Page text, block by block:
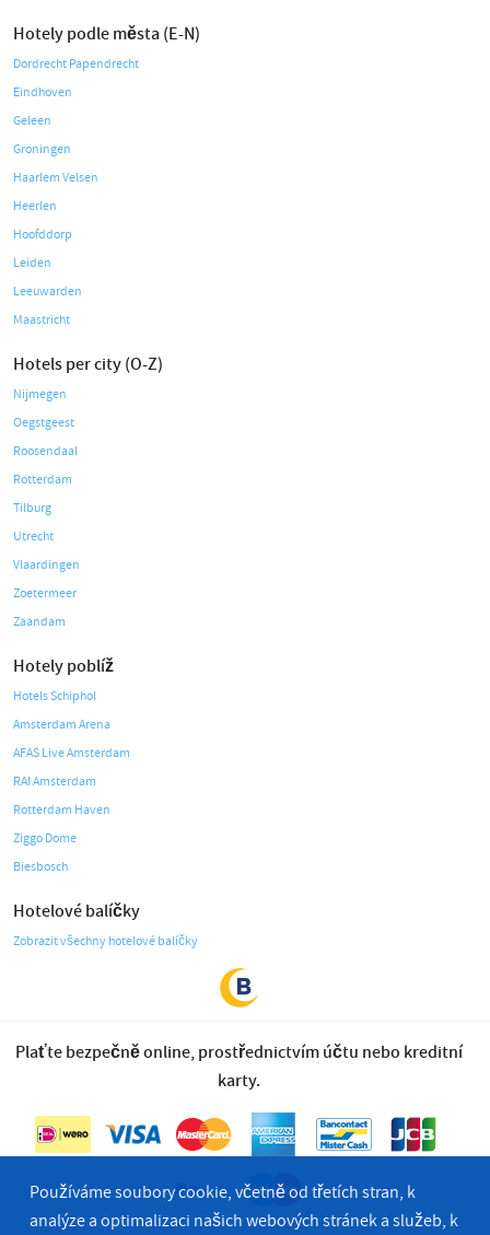
Hotely podle města (E-N)
Dordrecht Papendrecht
Eindhoven
Geleen
Groningen
Haarlem Velsen
Heerlen
Hoofddorp
Leiden
Leeuwarden
Maastricht
Hotels per city (O-Z)
Nijmegen
Oegstgeest
Roosendaal
Rotterdam
Tilburg
Utrecht
Vlaardingen
Zoetermeer
Zaandam
Hotely poblíž
Hotels Schiphol
Amsterdam Arena
AFAS Live Amsterdam
RAI Amsterdam
Rotterdam Haven
Ziggo Dome
Biesbosch
Hotelové balíčky
Zobrazit všechny hotelové balíčky
Plaťte bezpečně online, prostřednictvím účtu nebo kreditní
karty.
Používáme soubory cookie, včetně od třetích stran, k
analýze a optimalizaci našich webových stránek a služeb, k